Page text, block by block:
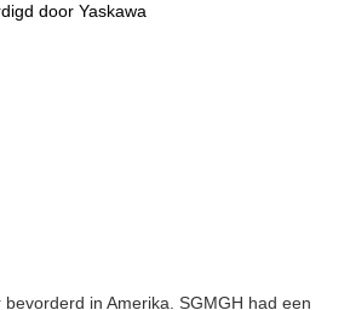
door Yaskawa
in Amerika. SGMGH had een